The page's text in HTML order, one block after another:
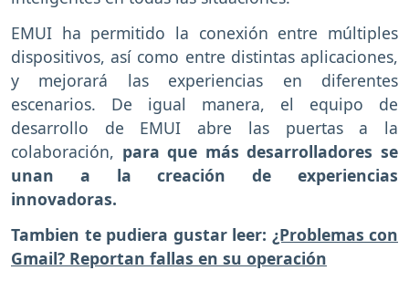
EMUI ha permitido la conexión entre múltiples
dispositivos, así como entre distintas aplicaciones,
y mejorará las experiencias en diferentes
escenarios. De igual manera, el equipo de
desarrollo de EMUI abre las puertas a la
colaboración, para que más desarrolladores se
unan a la creación de experiencias
innovadoras.
Tambien te pudiera gustar leer: ¿Problemas con
Gmail? Reportan fallas en su operación